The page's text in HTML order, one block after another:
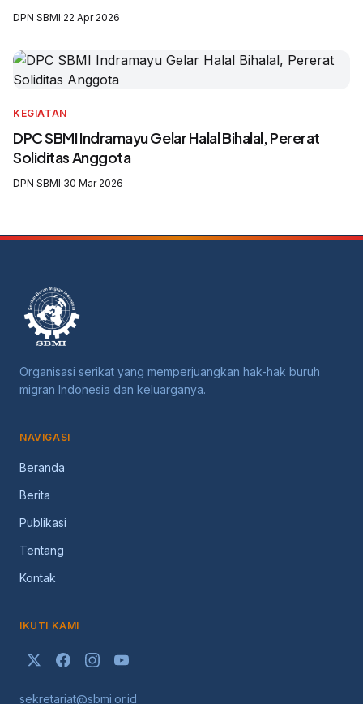
on Drugs and Crime (UNODC), Serikat Buruh Migran Indonesia
DPN SBMI·22 Apr 2026
KEGIATAN
DPC SBMI Indramayu Gelar Halal Bihalal, Pererat
Soliditas Anggota
DPN SBMI·30 Mar 2026
Organisasi serikat yang memperjuangkan hak-hak buruh
migran Indonesia dan keluarganya.
NAVIGASI
Beranda
Berita
Publikasi
Tentang
Kontak
IKUTI KAMI
sekretariat@sbmi.or.id